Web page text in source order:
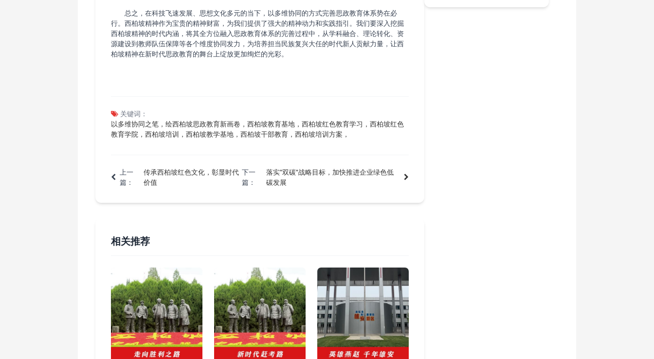
总之，在科技飞速发展、思想文化多元的当下，以多维协同的方式完善思政教育体系势在必
行。西柏坡精神作为宝贵的精神财富，为我们提供了强大的精神动力和实践指引。我们要深入挖掘
西柏坡精神的时代内涵，将其全方位融入思政教育体系的完善过程中，从学科融合、理论转化、资
源建设到教师队伍保障等各个维度协同发力，为培养担当民族复兴大任的时代新人贡献力量，让西
柏坡精神在新时代思政教育的舞台上绽放更加绚烂的光彩。
关键词：
以多维协同之笔，绘西柏坡思政教育新画卷，西柏坡教育基地，西柏坡红色教育学习，西柏坡红色
教育学院，西柏坡培训，西柏坡教学基地，西柏坡干部教育，西柏坡培训方案，
上一
篇：
传承西柏坡红色文化，彰显时代
价值
下一
篇：
落实"双碳"战略目标，加快推进企业绿色低
碳发展
相关推荐